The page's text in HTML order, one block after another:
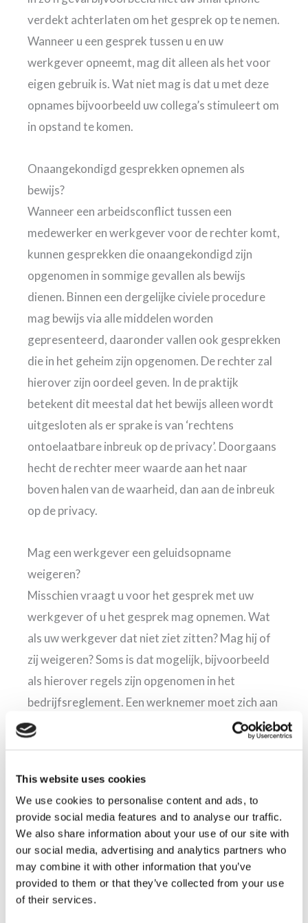
This website uses cookies
We use cookies to personalise content and ads, to
provide social media features and to analyse our traffic.
We also share information about your use of our site with
our social media, advertising and analytics partners who
may combine it with other information that you’ve
provided to them or that they’ve collected from your use
of their services.
verdekt achterlaten om het gesprek op te nemen.
Wanneer u een gesprek tussen u en uw
werkgever opneemt, mag dit alleen als het voor
eigen gebruik is. Wat niet mag is dat u met deze
opnames bijvoorbeeld uw collega’s stimuleert om
in opstand te komen.
Onaangekondigd gesprekken opnemen als
bewijs?
Wanneer een arbeidsconflict tussen een
medewerker en werkgever voor de rechter komt,
kunnen gesprekken die onaangekondigd zijn
opgenomen in sommige gevallen als bewijs
dienen. Binnen een dergelijke civiele procedure
mag bewijs via alle middelen worden
gepresenteerd, daaronder vallen ook gesprekken
die in het geheim zijn opgenomen. De rechter zal
hierover zijn oordeel geven. In de praktijk
betekent dit meestal dat het bewijs alleen wordt
uitgesloten als er sprake is van ‘rechtens
ontoelaatbare inbreuk op de privacy’. Doorgaans
hecht de rechter meer waarde aan het naar
boven halen van de waarheid, dan aan de inbreuk
op de privacy.
Mag een werkgever een geluidsopname
weigeren?
Misschien vraagt u voor het gesprek met uw
werkgever of u het gesprek mag opnemen. Wat
als uw werkgever dat niet ziet zitten? Mag hij of
zij weigeren? Soms is dat mogelijk, bijvoorbeeld
als hierover regels zijn opgenomen in het
bedrijfsreglement. Een werknemer moet zich aan
de regels houden, die er binnen het bedrijf gelden.
Ook kan een werkgever het voor de goede orde
maken, het kan bijvoorbeeld tot wantrouwen
leiden of het lastiger maken om op basis van
vertrouwen met elkaar om te gaan. Het zijn
uiteindelijk altijd de omstandigheden die bepalen
of geluidopnames zijn toegestaan.